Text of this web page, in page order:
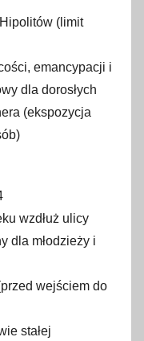
(limit
emancypacji i
dla dorosłych
(ekspozycja
wzdłuż ulicy
dla młodzieży i
wejściem do
stałej